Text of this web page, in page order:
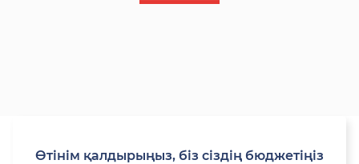
Өтінім қалдырыңыз, біз сіздің бюджетіңіз